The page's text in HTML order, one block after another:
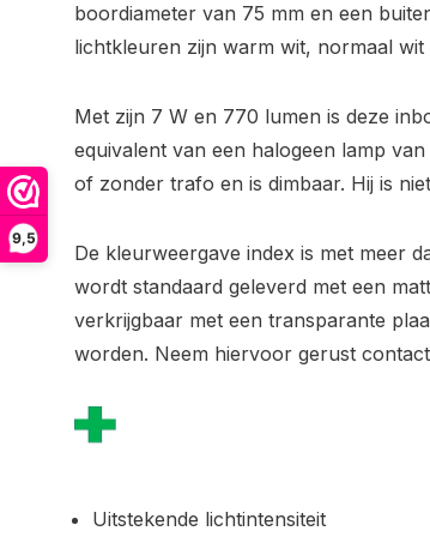
9,5
boordiameter van 75 mm en een
lichtkleuren zijn warm wit, normaal wit
Met zijn 7 W en 770 lumen is deze
equivalent van een halogeen lamp
of zonder trafo en is dimbaar. Hij is
De kleurweergave index is met meer
wordt standaard geleverd met een
verkrijgbaar met een transparante
worden. Neem hiervoor gerust
Uitstekende lichtintensiteit